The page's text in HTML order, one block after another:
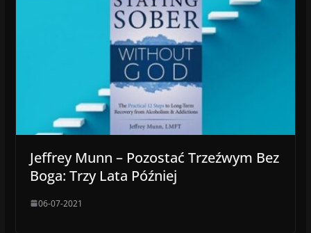
Jeffrey Munn – Pozostać Trzeźwym Bez
Boga: Trzy Lata Później
06-07-2021